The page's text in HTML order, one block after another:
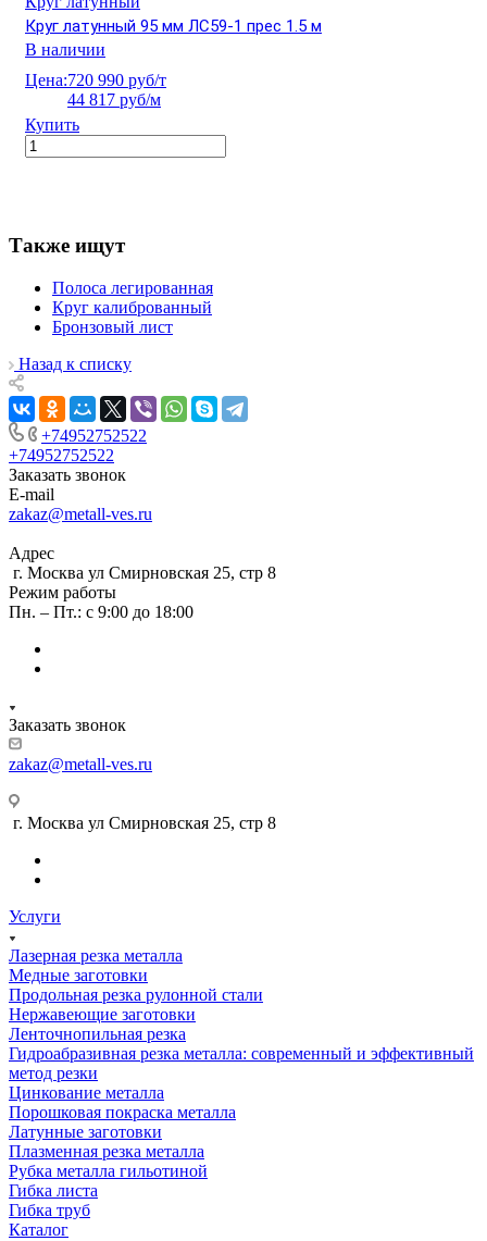
Круг латунный 95 мм ЛС59-1 прес 1.5 м
В наличии
Цена:720 990 руб/т
44 817 руб/м
Купить
Также ищут
Полоса легированная
Круг калиброванный
Бронзовый лист
Назад к списку
+74952752522
+74952752522
Заказать звонок
E-mail
zakaz@metall-ves.ru
Адрес
г. Москва ул Смирновская 25, стр 8
Режим работы
Пн. – Пт.: с 9:00 до 18:00
Заказать звонок
zakaz@metall-ves.ru
г. Москва ул Смирновская 25, стр 8
Услуги
Лазерная резка металла
Медные заготовки
Продольная резка рулонной стали
Нержавеющие заготовки
Ленточнопильная резка
Гидроабразивная резка металла: современный и эффективный
метод резки
Цинкование металла
Порошковая покраска металла
Латунные заготовки
Плазменная резка металла
Рубка металла гильотиной
Гибка листа
Гибка труб
Каталог